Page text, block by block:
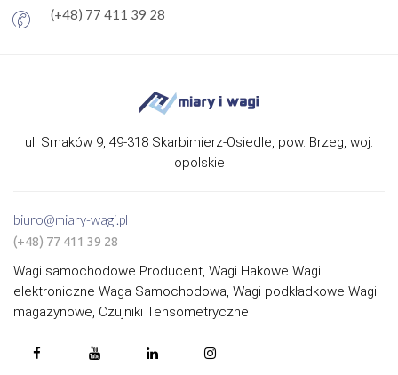
(+48) 77 411 39 28
ul. Smaków 9, 49-318 Skarbimierz-Osiedle, pow. Brzeg, woj.
opolskie
biuro@miary-wagi.pl
(+48) 77 411 39 28
Wagi samochodowe Producent, Wagi Hakowe Wagi
elektroniczne Waga Samochodowa, Wagi podkładkowe Wagi
magazynowe, Czujniki Tensometryczne